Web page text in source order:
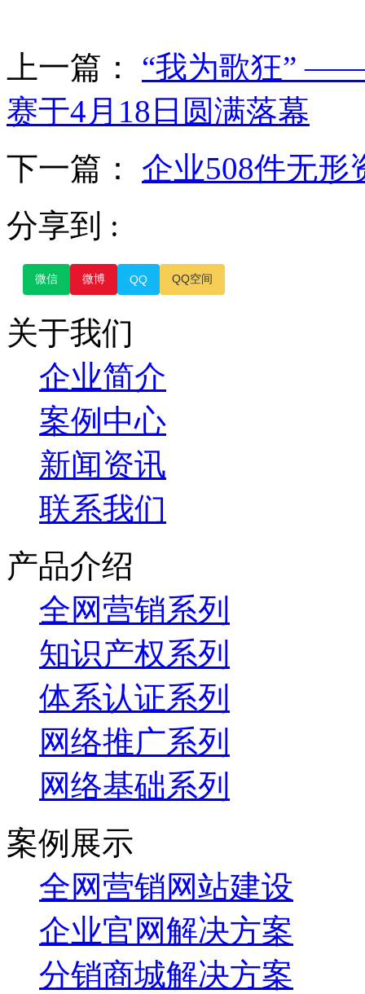
上一篇： “我为歌狂”
赛于4月18日圆满落幕
下一篇： 企业508件无形
分享到 :
微信 微博 QQ QQ空间
关于我们
企业简介
案例中心
新闻资讯
联系我们
产品介绍
全网营销系列
知识产权系列
体系认证系列
网络推广系列
网络基础系列
案例展示
全网营销网站建设
企业官网解决方案
分销商城解决方案